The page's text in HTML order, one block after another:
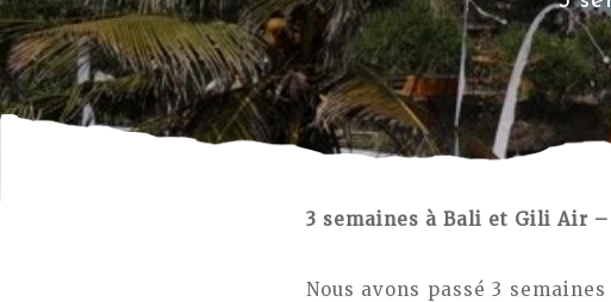
3 semaines à Bali et Gili Air –
Nous avons passé 3